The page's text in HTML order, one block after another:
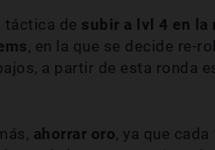
táctica de subir a lvl 4 en la
, en la que se decide re-
a partir de esta ronda
ahorrar oro, ya que